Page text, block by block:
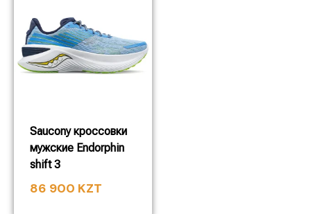
Saucony кроссовки
мужские Endorphin
shift 3
86 900 KZT